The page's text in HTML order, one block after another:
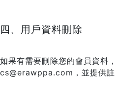
四、用戶資料刪除
如果有需要刪除您的會員資料
cs@erawppa.com，並提供註